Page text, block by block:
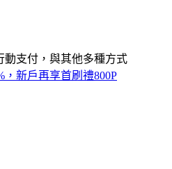
動支付，與其他多種方式
，新戶再享首刷禮800P